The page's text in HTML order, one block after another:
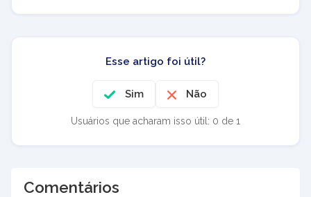
Esse artigo foi útil?
Sim Não
Usuários que acharam isso útil: 0 de 1
Comentários